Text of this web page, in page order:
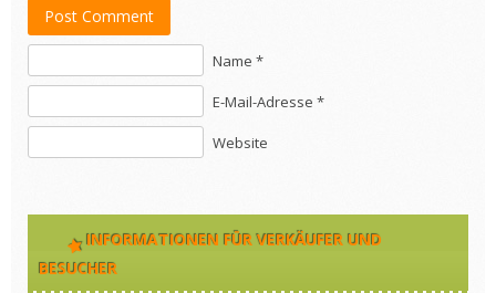
Post Comment
Name *
E-Mail-Adresse *
Website
INFORMATIONEN FÜR VERKÄUFER UND
BESUCHER